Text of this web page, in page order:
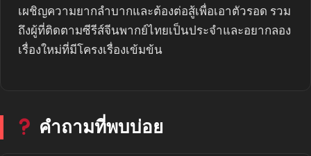
เผชิญความยากลำบากและต้องต่อสู้เพื่อเอาตัวรอด รวม
ถึงผู้ที่ติดตามซีรีส์จีนพากย์ไทยเป็นประจำและอยากลอง
เรื่องใหม่ที่มีโครงเรื่องเข้มข้น
คำถามที่พบบ่อย